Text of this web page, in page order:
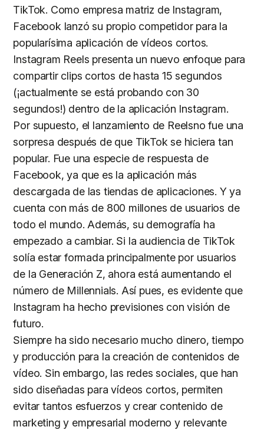
TikTok. Como empresa matriz de Instagram,
Facebook lanzó su propio competidor para la
popularísima aplicación de vídeos cortos.
Instagram Reels presenta un nuevo enfoque para
compartir clips cortos de hasta 15 segundos
(¡actualmente se está probando con 30
segundos!) dentro de la aplicación Instagram.
Por supuesto, el lanzamiento de Reelsno fue una
sorpresa después de que TikTok se hiciera tan
popular. Fue una especie de respuesta de
Facebook, ya que es la aplicación más
descargada de las tiendas de aplicaciones. Y ya
cuenta con más de 800 millones de usuarios de
todo el mundo. Además, su demografía ha
empezado a cambiar. Si la audiencia de TikTok
solía estar formada principalmente por usuarios
de la Generación Z, ahora está aumentando el
número de Millennials. Así pues, es evidente que
Instagram ha hecho previsiones con visión de
futuro.
Siempre ha sido necesario mucho dinero, tiempo
y producción para la creación de contenidos de
vídeo. Sin embargo, las redes sociales, que han
sido diseñadas para vídeos cortos, permiten
evitar tantos esfuerzos y crear contenido de
marketing y empresarial moderno y relevante